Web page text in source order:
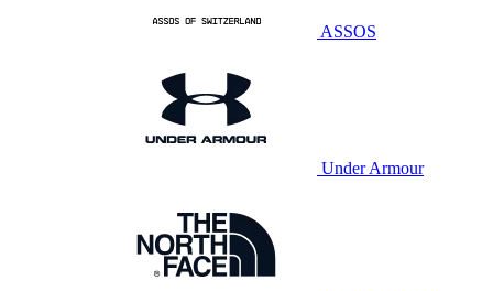
ASSOS
Under Armour